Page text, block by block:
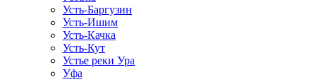
Усть-Баргузин
Усть-Ишим
Усть-Качка
Усть-Кут
Устье реки Ура
Уфа